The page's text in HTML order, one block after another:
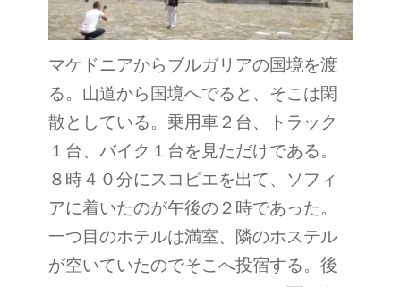
マケドニアからブルガリアの国境を渡
る。山道から国境へでると、そこは閑
散としている。乗用車２台、トラック
１台、バイク１台を見ただけである。
８時４０分にスコピエを出て、ソフィ
アに着いたのが午後の２時であった。
一つ目のホテルは満室、隣のホステル
が空いていたのでそこへ投宿する。後